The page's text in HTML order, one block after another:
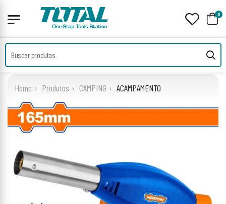
0
Home Produtos CAMPING ACAMPAMENTO